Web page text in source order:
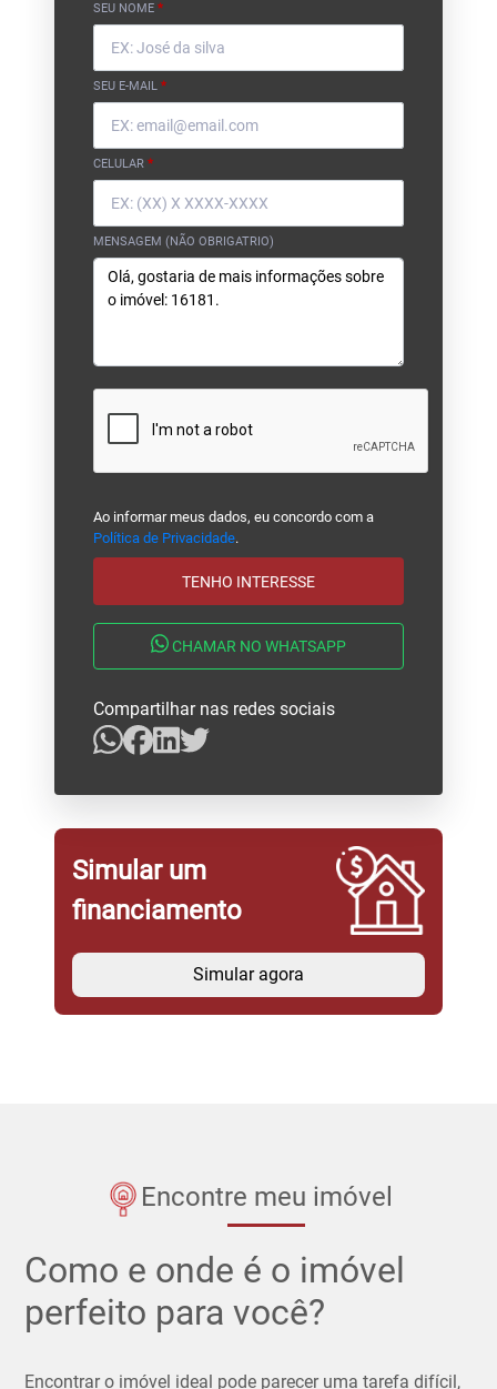
SEU NOME *
SEU E-MAIL *
CELULAR *
MENSAGEM (NÃO OBRIGATRIO)
Ao informar meus dados, eu concordo com a
Política de Privacidade.
TENHO INTERESSE
CHAMAR NO WHATSAPP
Compartilhar nas redes sociais
Simular um
financiamento
Simular agora
Encontre meu imóvel
Como e onde é o imóvel
perfeito para você?
Encontrar o imóvel ideal pode parecer uma tarefa difícil,